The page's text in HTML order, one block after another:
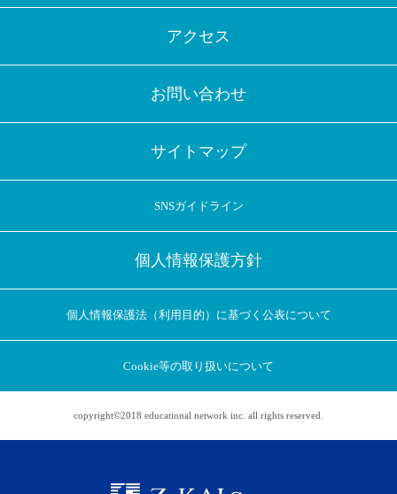
アプリに切り替えてみませんか
アプリ限定のコラムを配信中！
アクセス
お問い合わせ
サイトマップ
SNSガイドライン
個人情報保護方針
個人情報保護法（利用目的）に基づく公表について
Cookie等の取り扱いについて
copyright©2018 educational network inc. all rights reserved.